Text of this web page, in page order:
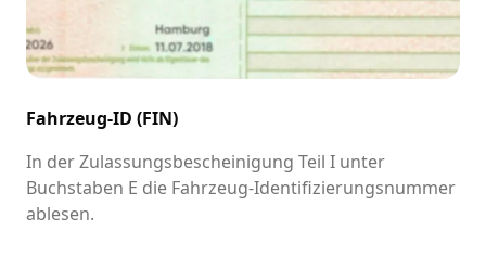
Fahrzeug-ID (FIN)
In der Zulassungsbescheinigung Teil I unter
Buchstaben E die Fahrzeug-Identifizierungsnummer
ablesen.